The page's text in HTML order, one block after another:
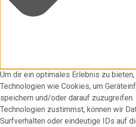
Um dir ein optimales Erlebnis zu
Technologien wie Cookies, um
speichern und/oder darauf zuzugreifen.
Technologien zustimmst, können wir
Surfverhalten oder eindeutige IDs auf